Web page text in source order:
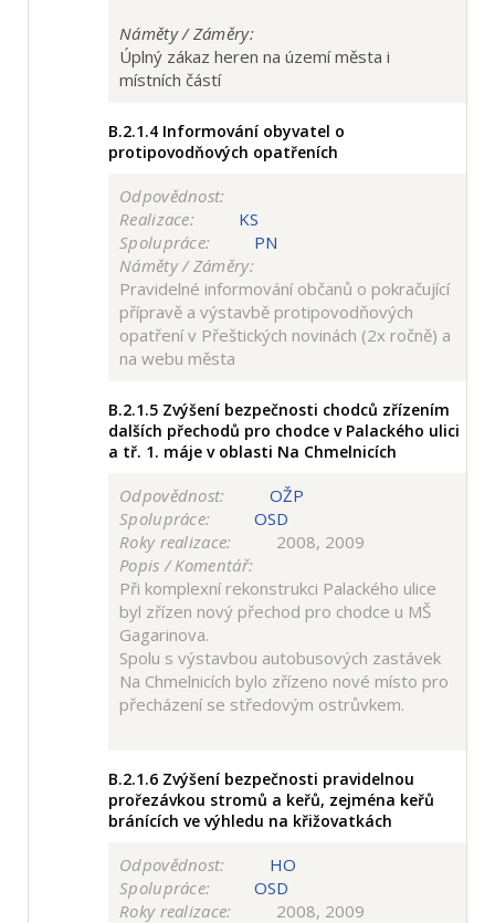
Náměty / Záměry:
Úplný zákaz heren na území města i
místních částí
B.2.1.4 Informování obyvatel o
protipovodňových opatřeních
Odpovědnost:
Realizace:
KS
Spolupráce:
PN
Náměty / Záměry:
Pravidelné informování občanů o pokračující
přípravě a výstavbě protipovodňových
opatření v Přeštických novinách (2x ročně) a
na webu města
B.2.1.5 Zvýšení bezpečnosti chodců zřízením
dalších přechodů pro chodce v Palackého ulici
a tř. 1. máje v oblasti Na Chmelnicích
Odpovědnost:
OŽP
Spolupráce:
OSD
Roky realizace:
2008, 2009
Popis / Komentář:
Při komplexní rekonstrukci Palackého ulice
byl zřízen nový přechod pro chodce u MŠ
Gagarinova.
Spolu s výstavbou autobusových zastávek
Na Chmelnicích bylo zřízeno nové místo pro
přecházení se středovým ostrůvkem.
B.2.1.6 Zvýšení bezpečnosti pravidelnou
prořezávkou stromů a keřů, zejména keřů
bránících ve výhledu na křižovatkách
Odpovědnost:
HO
Spolupráce:
OSD
Roky realizace:
2008, 2009